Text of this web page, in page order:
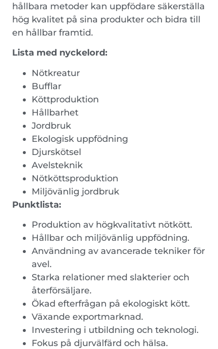
hållbara metoder kan uppfödare säkerställa
hög kvalitet på sina produkter och bidra till
en hållbar framtid.
Lista med nyckelord:
Nötkreatur
Bufflar
Köttproduktion
Hållbarhet
Jordbruk
Ekologisk uppfödning
Djurskötsel
Avelsteknik
Nötköttsproduktion
Miljövänlig jordbruk
Punktlista:
Produktion av högkvalitativt nötkött.
Hållbar och miljövänlig uppfödning.
Användning av avancerade tekniker för
avel.
Starka relationer med slakterier och
återförsäljare.
Ökad efterfrågan på ekologiskt kött.
Växande exportmarknad.
Investering i utbildning och teknologi.
Fokus på djurvälfärd och hälsa.